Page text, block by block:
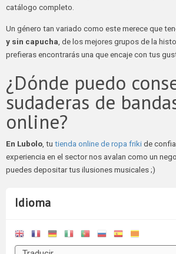
Idioma
catálogo completo.
Un género tan variado como este merece que
y sin capucha , de los mejores grupos de la
prefieras encontrarás una que encaje con tus
¿Dónde puedo
sudaderas de
online?
En Lubolo , tu tienda online de ropa frikide
experiencia en el sector nos avalan como un
puedes depositar tus ilusiones musicales ;)